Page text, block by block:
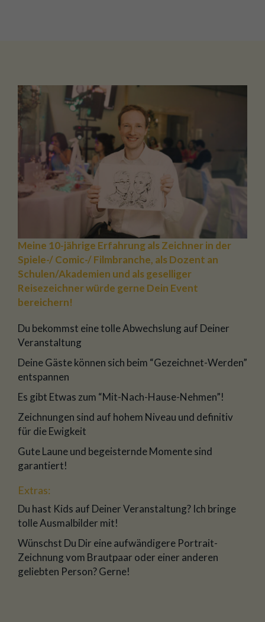
Meine 10-jährige Erfahrung als Zeichner in der
Spiele-/ Comic-/ Filmbranche, als Dozent an
Schulen/Akademien und als geselliger
Reisezeichner würde gerne Dein Event
bereichern!
Du bekommst eine tolle Abwechslung auf Deiner
Veranstaltung
Deine Gäste können sich beim “Gezeichnet-Werden”
entspannen
Es gibt Etwas zum “Mit-Nach-Hause-Nehmen”!
Zeichnungen sind auf hohem Niveau und definitiv
für die Ewigkeit
Gute Laune und begeisternde Momente sind
garantiert!
Extras:
Du hast Kids auf Deiner Veranstaltung? Ich bringe
tolle Ausmalbilder mit!
Wünschst Du Dir eine aufwändigere Portrait-
Zeichnung vom Brautpaar oder einer anderen
geliebten Person? Gerne!